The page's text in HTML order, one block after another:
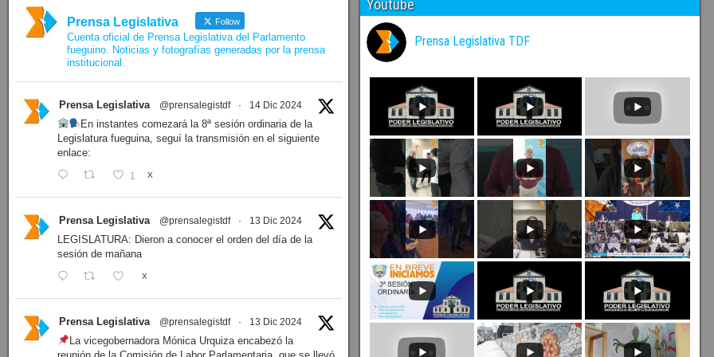
Prensa Legislativa Follow
Cuenta oficial de Prensa Legislativa del Parlamento
fueguino. Noticias y fotografías generadas por la prensa
institucional.
Prensa Legislativa @prensalegistdf · 14 Dic 2024
En instantes comezará la 8ª sesión ordinaria de la
Legislatura fueguina, seguí la transmisión en el siguiente
enlace:
1 X
Prensa Legislativa @prensalegistdf · 13 Dic 2024
LEGISLATURA: Dieron a conocer el orden del día de la
sesión de mañana
X
Prensa Legislativa @prensalegistdf · 13 Dic 2024
La vicegobernadora Mónica Urquiza encabezó la
Youtube
Prensa Legislativa TDF